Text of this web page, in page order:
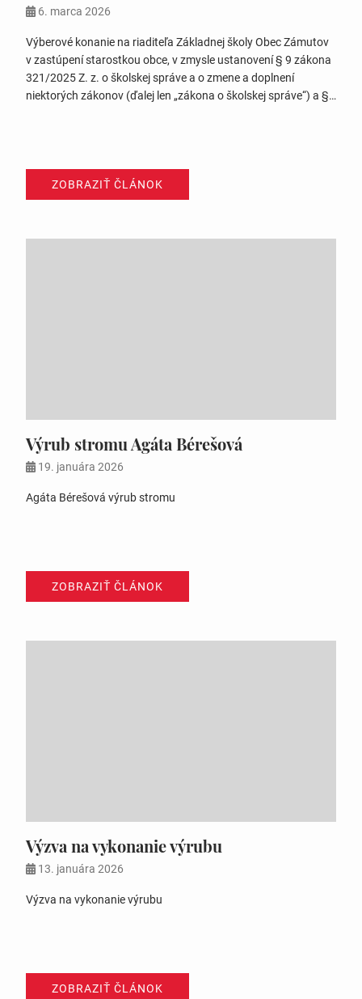
6. marca 2026
Výberové konanie na riaditeľa Základnej školy Obec Zámutov
v zastúpení starostkou obce, v zmysle ustanovení § 9 zákona
321/2025 Z. z. o školskej správe a o zmene a doplnení
niektorých zákonov (ďalej len „zákona o školskej správe“) a §
ZOBRAZIŤ ČLÁNOK
Výrub stromu Agáta Bérešová
19. januára 2026
Agáta Bérešová výrub stromu
ZOBRAZIŤ ČLÁNOK
Výzva na vykonanie výrubu
13. januára 2026
Výzva na vykonanie výrubu
ZOBRAZIŤ ČLÁNOK